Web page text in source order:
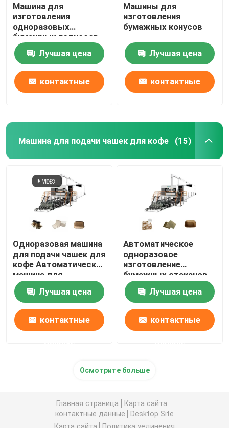
Машина для
изготовления
одноразовых
бумажных подносов
Автоматическая
машина для
формования
целлюлозы
Лучшая цена
контактные
Машины для
изготовления
бумажных конусов
Лучшая цена
контактные
Машина для подачи чашек для кофе (15)
Одноразовая машина
для подачи чашек для
кофе Автоматическая
машина для
изготовления
бумажных чашек и
тарелок
Лучшая цена
контактные
Автоматическое
одноразовое
изготовление
бумажных стаканов,
пластинок и тарелок,
оборудование для
изготовления
тарелок
Лучшая цена
контактные
Осмотрите больше
Главная страница
Карта сайта
контактные данные
Desktop Site
Карта сайта
Политика уединения